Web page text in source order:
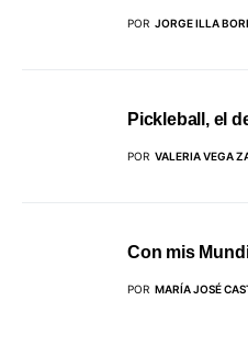
POR JORGE ILLA
Pickleball, el
POR VALERIA VEGA
Con mis
POR MARÍA JOSÉ